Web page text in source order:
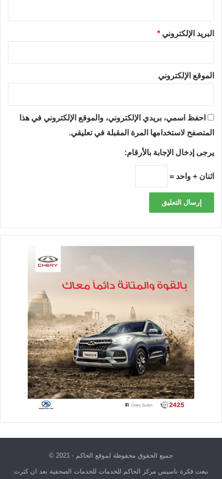
البريد الإلكتروني *
الموقع الإلكتروني
احفظ اسمي، بريدي الإلكتروني، والموقع الإلكتروني في هذا
المتصفح لاستخدامها المرة المقبلة في تعليقي.
يرجى إدخال الإجابة بالأرقام:
اثنان + واحد =
جميع الحقوق محفوظة لموقع الحاكم - 2021 ©
نبعت فكرة تاسيس مركز الحاكم للخدمات للخدمات الصحفية بعد ان كثرت